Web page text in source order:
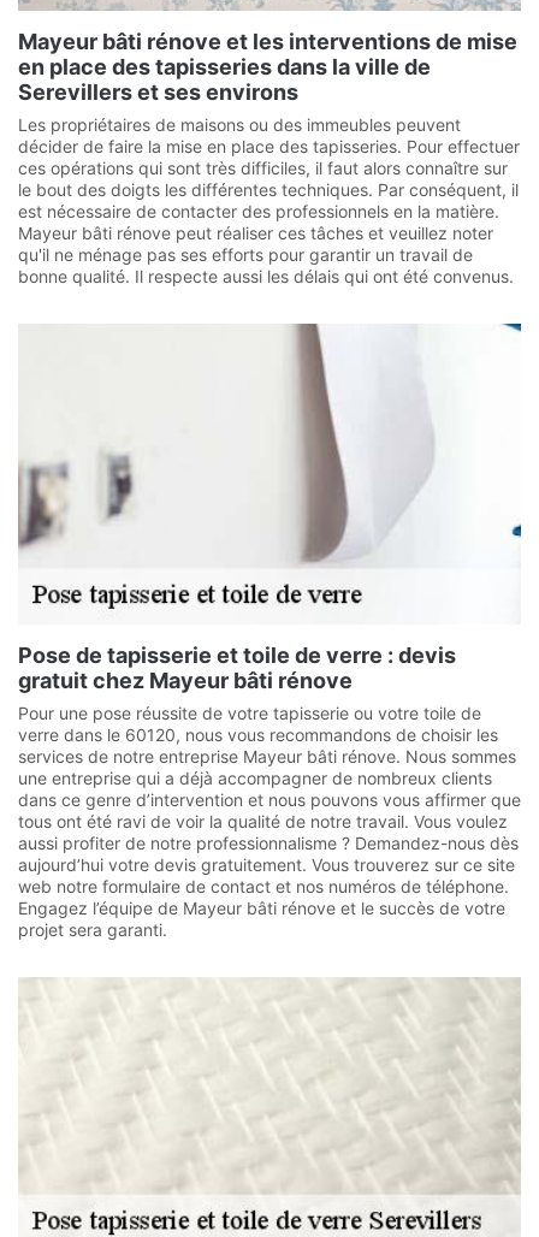
Mayeur bâti rénove et les interventions de mise
en place des tapisseries dans la ville de
Serevillers et ses environs
Les propriétaires de maisons ou des immeubles peuvent
décider de faire la mise en place des tapisseries. Pour effectuer
ces opérations qui sont très difficiles, il faut alors connaître sur
le bout des doigts les différentes techniques. Par conséquent, il
est nécessaire de contacter des professionnels en la matière.
Mayeur bâti rénove peut réaliser ces tâches et veuillez noter
qu'il ne ménage pas ses efforts pour garantir un travail de
bonne qualité. Il respecte aussi les délais qui ont été convenus.
Pose de tapisserie et toile de verre : devis
gratuit chez Mayeur bâti rénove
Pour une pose réussite de votre tapisserie ou votre toile de
verre dans le 60120, nous vous recommandons de choisir les
services de notre entreprise Mayeur bâti rénove. Nous sommes
une entreprise qui a déjà accompagner de nombreux clients
dans ce genre d’intervention et nous pouvons vous affirmer que
tous ont été ravi de voir la qualité de notre travail. Vous voulez
aussi profiter de notre professionnalisme ? Demandez-nous dès
aujourd’hui votre devis gratuitement. Vous trouverez sur ce site
web notre formulaire de contact et nos numéros de téléphone.
Engagez l’équipe de Mayeur bâti rénove et le succès de votre
projet sera garanti.